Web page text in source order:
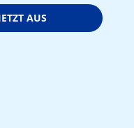
AUS